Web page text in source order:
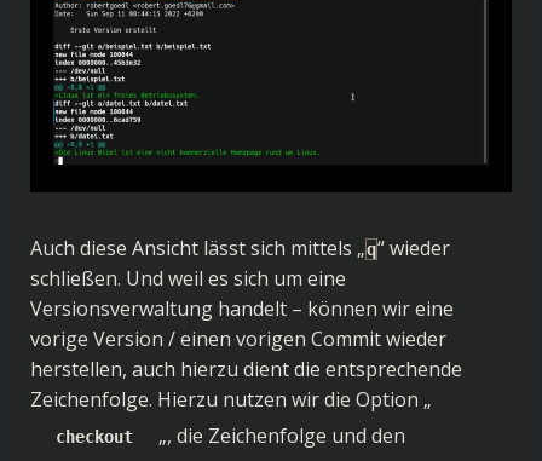
Auch diese Ansicht lässt sich mittels „q“ wieder
schließen. Und weil es sich um eine
Versionsverwaltung handelt – können wir eine
vorige Version / einen vorigen Commit wieder
herstellen, auch hierzu dient die entsprechende
Zeichenfolge. Hierzu nutzen wir die Option „
checkout „, die Zeichenfolge und den